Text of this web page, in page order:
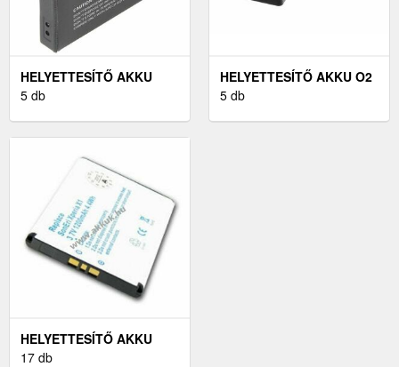
HELYETTESÍTŐ AKKU
PANASONIC LUMIX DMC-
5 db
HELYETTESÍTŐ AKKU O2
XDA DIAMOND
5 db
HELYETTESÍTŐ AKKU
SONY-ERICSSON XPERIA
17 db